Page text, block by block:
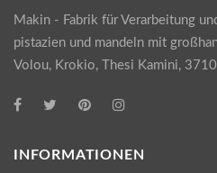
Makin - Fabrik für Verarbeitung
pistazien und mandeln mit
Volou, Krokio, Thesi Kamini,
INFORMATIONEN